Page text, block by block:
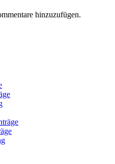
hinzuzufügen.